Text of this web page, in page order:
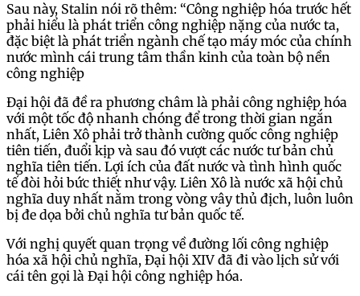
Sau này, Stalin nói rõ thêm: “Công nghiệp hóa trước hết
phải hiểu là phát triển công nghiệp nặng của nước ta,
đặc biệt là phát triển ngành chế tạo máy móc của chính
nước mình cái trung tâm thần kinh của toàn bộ nền
công nghiệp
Đại hội đã đề ra phương châm là phải công nghiệp hóa
với một tốc độ nhanh chóng để trong thời gian ngắn
nhất, Liên Xô phải trở thành cường quốc công nghiệp
tiên tiến, đuổi kịp và sau đó vượt các nước tư bản chủ
nghĩa tiên tiến. Lợi ích của đất nước và tình hình quốc
tế đòi hỏi bức thiết như vậy. Liên Xô là nước xã hội chủ
nghĩa duy nhất nằm trong vòng vây thủ địch, luôn luôn
bị đe dọa bởi chủ nghĩa tư bản quốc tế.
Với nghị quyết quan trọng về đường lối công nghiệp
hóa xã hội chủ nghĩa, Đại hội XIV đã đi vào lịch sử với
cái tên gọi là Đại hội công nghiệp hóa.